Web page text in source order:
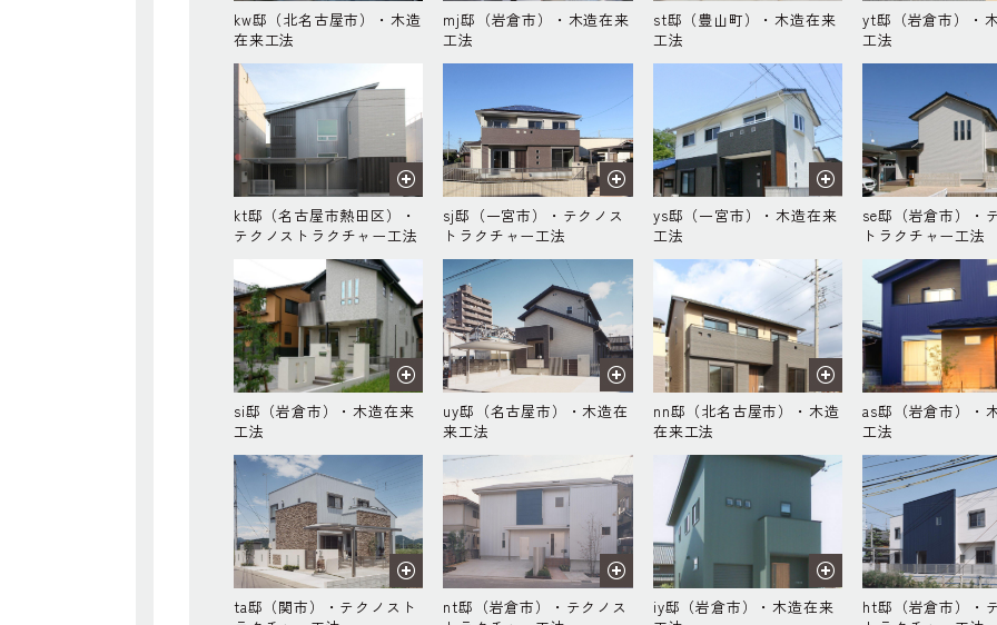
kw邸（北名古屋市）・木造
在来工法
mj邸（岩倉市）・木造在来
工法
st邸（豊山町）・木造在来
工法
yt邸（岩倉市）・
工法
kt邸（名古屋市熱田区）・
テクノストラクチャー工法
sj邸（一宮市）・テクノス
トラクチャー工法
ys邸（一宮市）・木造在来
工法
se邸（岩倉市）・
トラクチャー工法
si邸（岩倉市）・木造在来
工法
uy邸（名古屋市）・木造在
来工法
nn邸（北名古屋市）・木造
在来工法
as邸（岩倉市）・
工法
ta邸（関市）・テクノスト
nt邸（岩倉市）・テクノス
iy邸（岩倉市）・木造在来
ht邸（岩倉市）・